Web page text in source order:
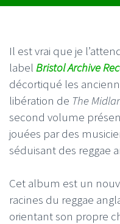
Il est vrai que je
label Bristol Archive
décortiqué les
libération de The
second volume
jouées par des
séduisant des reggae
Cet album est un
racines du reggae
orientant son propre